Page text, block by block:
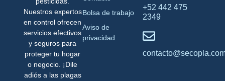
Nuestros expertos
en control ofrecen
servicios efectivos
y seguros para
proteger tu hogar
o negocio. ¡Dile
adiós a las plagas
+52 442 475
2349
Bolsa de trabajo
Aviso de
privacidad